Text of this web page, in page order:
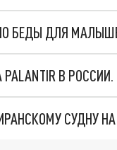
БЕДЫ ДЛЯ
СУДНУ